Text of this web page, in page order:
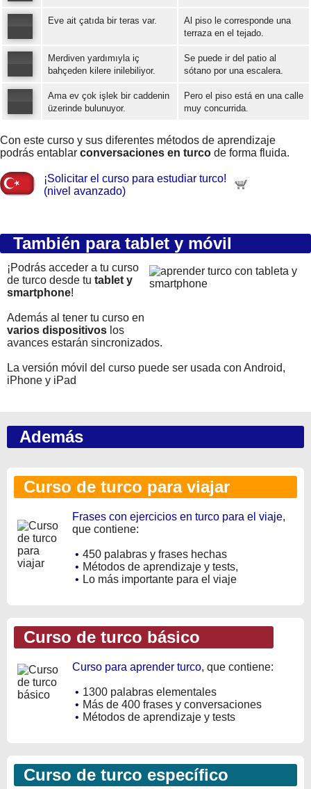
Error loading: "https://www.idiomaspc.com/curso-aprender-turco-avanzado/audio/4006.mp3"
Eve ait çatıda bir teras var.
Al piso le corresponde una
terraza en el tejado.
Error loading: "https://www.idiomaspc.com/curso-aprender-turco-avanzado/audio/4008.mp3"
Merdiven yardımıyla iç
bahçeden kilere inilebiliyor.
Se puede ir del patio al
sótano por una escalera.
Ama ev çok işlek bir caddenin
üzerinde bulunuyor.
Pero el piso está en una calle
muy concurrida.
Con este curso y sus diferentes métodos de aprendizaje
podrás entablar conversaciones en turco de forma fluida.
¡Solicitar el curso para estudiar turco!
(nivel avanzado)
También para tablet y móvil
¡Podrás acceder a tu curso
de turco desde tu tablet y
smartphone!
Además al tener tu curso en
varios dispositivos los
avances estarán sincronizados.
La versión móvil del curso puede ser usada con Android,
iPhone y iPad
Además
Curso de turco para viajar
Frases con ejercicios en turco para el viaje,
que contiene:
• 450 palabras y frases hechas
• Métodos de aprendizaje y tests,
• Lo más importante para el viaje
Curso de turco básico
Curso para aprender turco, que contiene:
• 1300 palabras elementales
• Más de 400 frases y conversaciones
• Métodos de aprendizaje y tests
Curso de turco específico